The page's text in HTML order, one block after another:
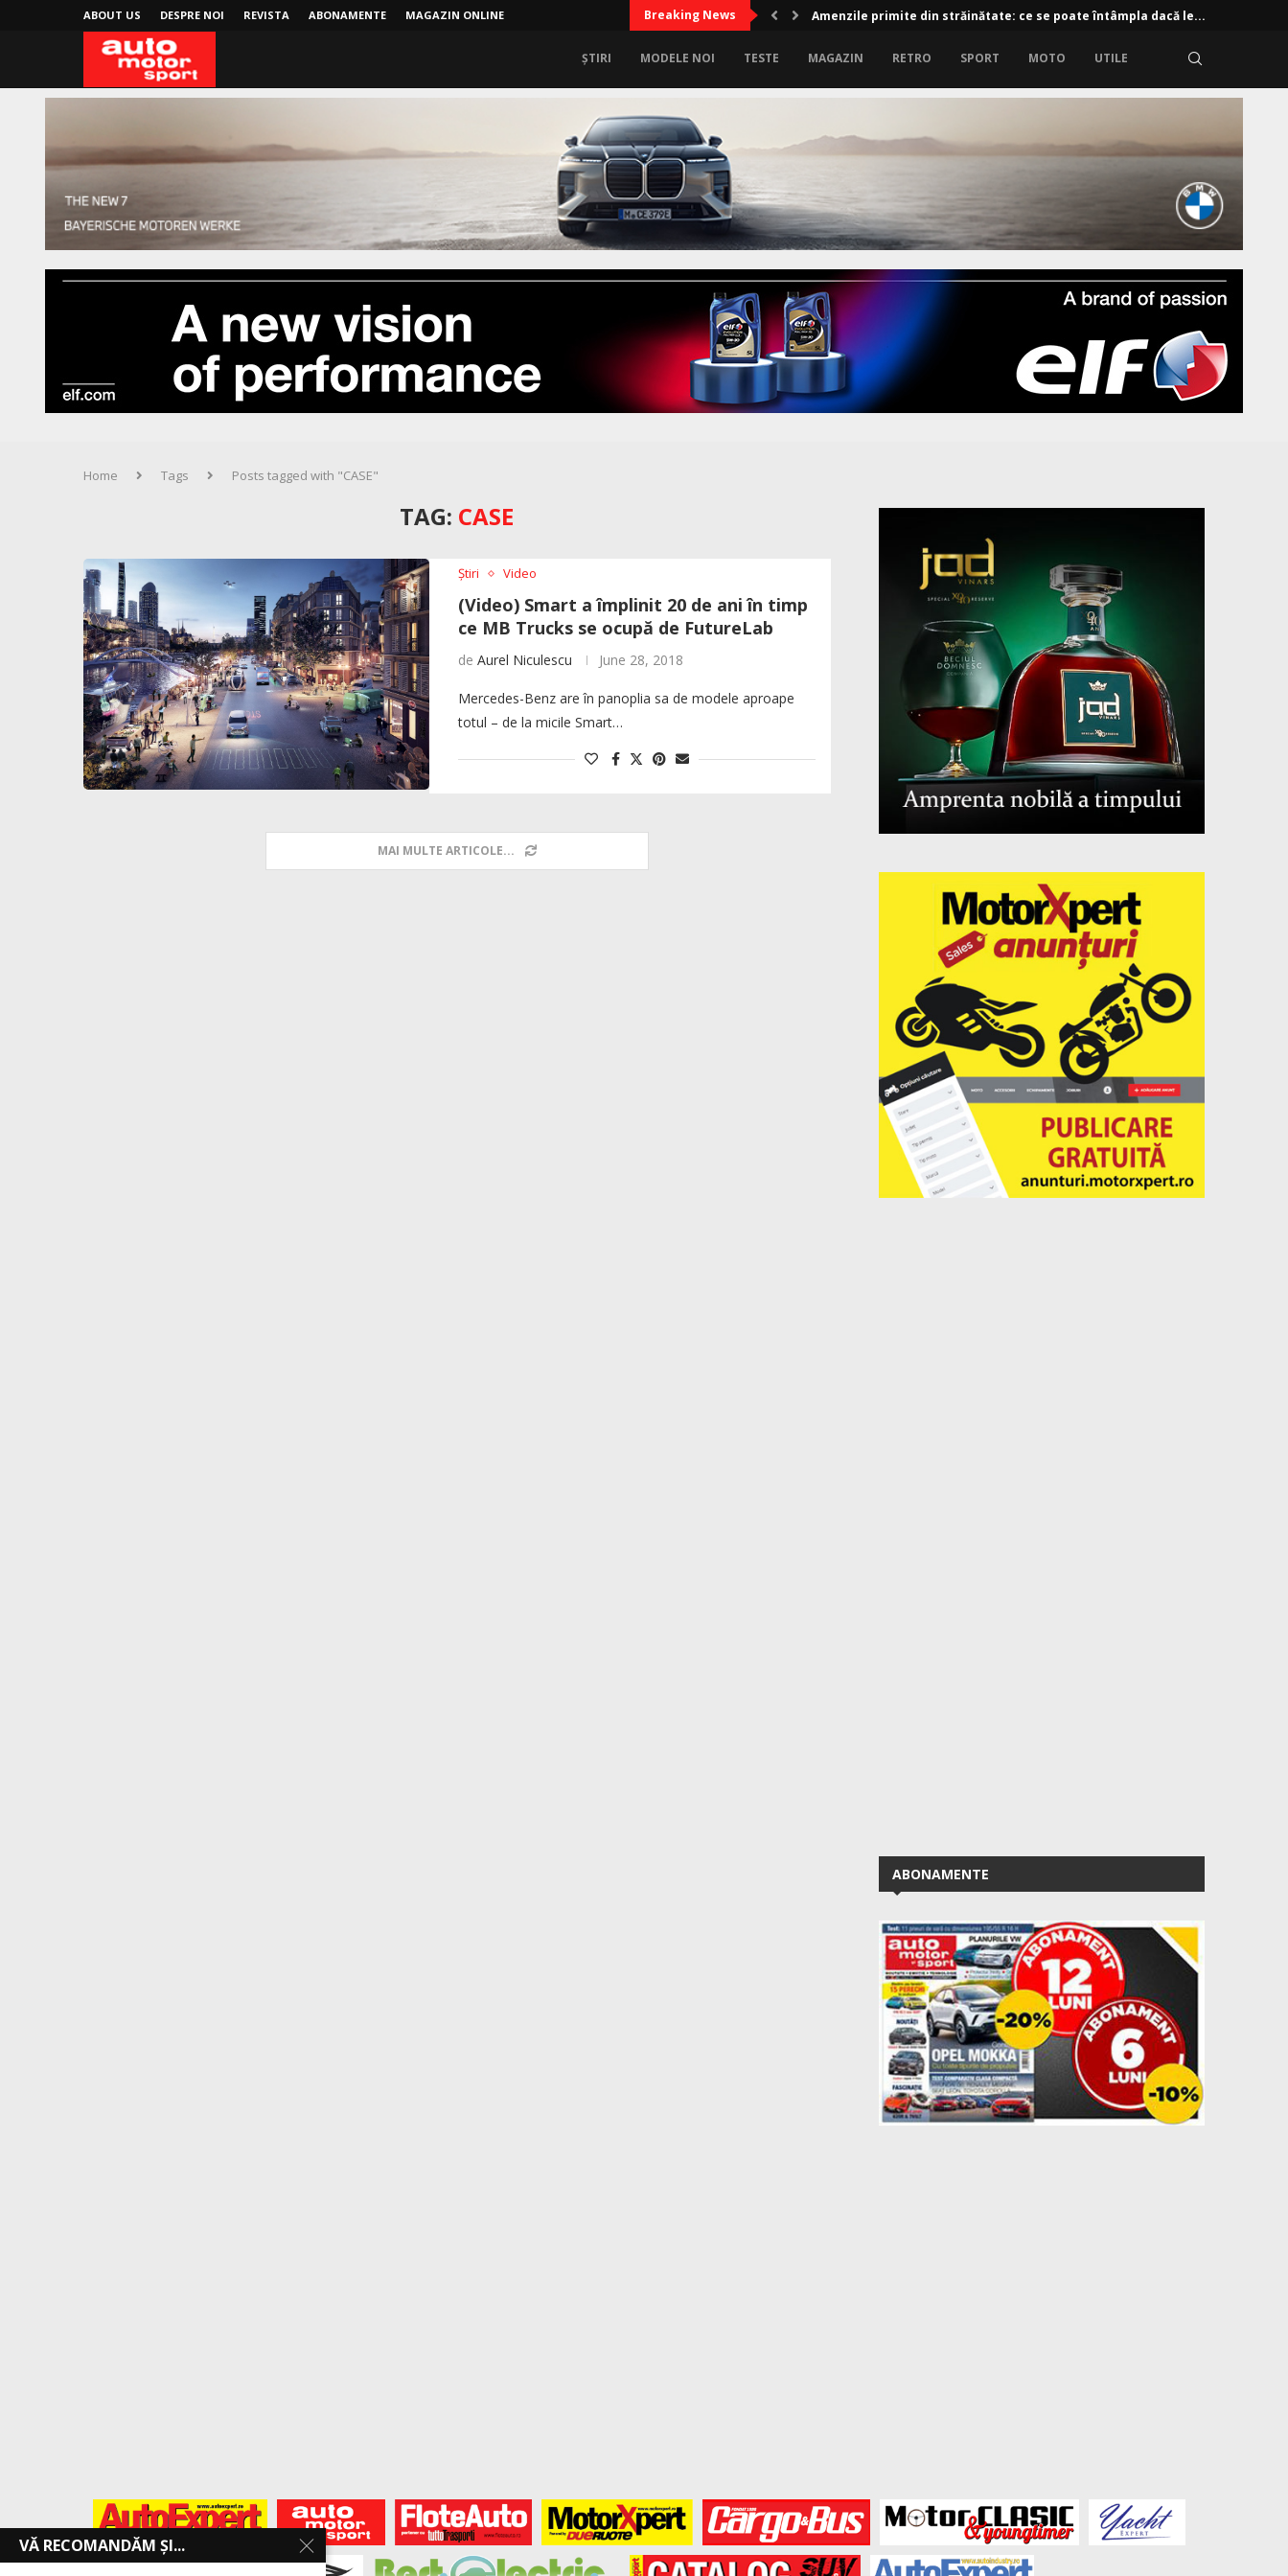
ABOUT US DESPRE NOI REVISTA ABONAMENTE MAGAZIN ONLINE Breaking News Amenzile primite din străinătate: ce se poate întâmpla dacă le...
ȘTIRI MODELE NOI TESTE MAGAZIN RETRO SPORT MOTO UTILE
Home Tags Posts tagged with "CASE"
TAG: CASE
Știri Video
(Video) Smart a împlinit 20 de ani în timp
ce MB Trucks se ocupă de FutureLab
de Aurel Niculescu June 28, 2018
Mercedes-Benz are în panoplia sa de modele aproape
totul – de la micile Smart…
MAI MULTE ARTICOLE...
ABONAMENTE
VĂ RECOMANDĂM ȘI...